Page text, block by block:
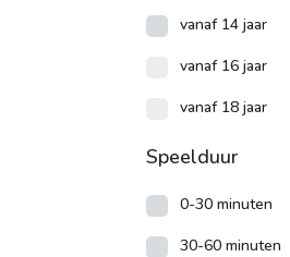
vanaf 14 jaar
vanaf 16 jaar
vanaf 18 jaar
Speelduur
0-30 minuten
30-60 minuten